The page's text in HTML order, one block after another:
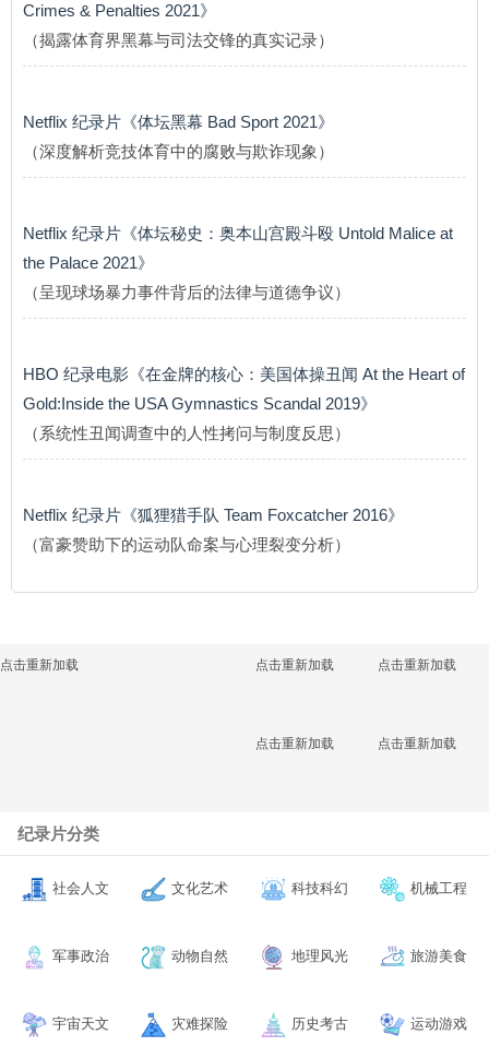
Crimes & Penalties 2021》
（揭露体育界黑幕与司法交锋的真实记录）
Netflix 纪录片《体坛黑幕 Bad Sport 2021》
（深度解析竞技体育中的腐败与欺诈现象）
Netflix 纪录片《体坛秘史：奥本山宫殿斗殴 Untold Malice at
the Palace 2021》
（呈现球场暴力事件背后的法律与道德争议）
HBO 纪录电影《在金牌的核心：美国体操丑闻 At the Heart of
Gold:Inside the USA Gymnastics Scandal 2019》
（系统性丑闻调查中的人性拷问与制度反思）
Netflix 纪录片《狐狸猎手队 Team Foxcatcher 2016》
（富豪赞助下的运动队命案与心理裂变分析）
点击重新加载 点击重新加载 点击重新加载
点击重新加载 点击重新加载
纪录片分类
社会人文 文化艺术 科技科幻 机械工程
军事政治 动物自然 地理风光 旅游美食
宇宙天文 灾难探险 历史考古 运动游戏